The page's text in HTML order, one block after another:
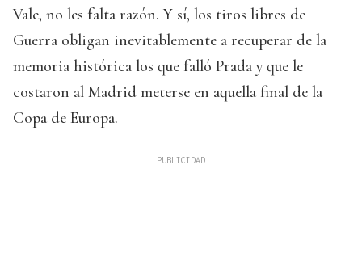
Vale, no les falta razón. Y sí, los tiros libres de
Guerra obligan inevitablemente a recuperar de la
memoria histórica los que falló Prada y que le
costaron al Madrid meterse en aquella final de la
Copa de Europa.